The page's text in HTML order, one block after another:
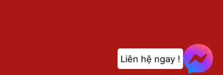
Liên hệ ngay !